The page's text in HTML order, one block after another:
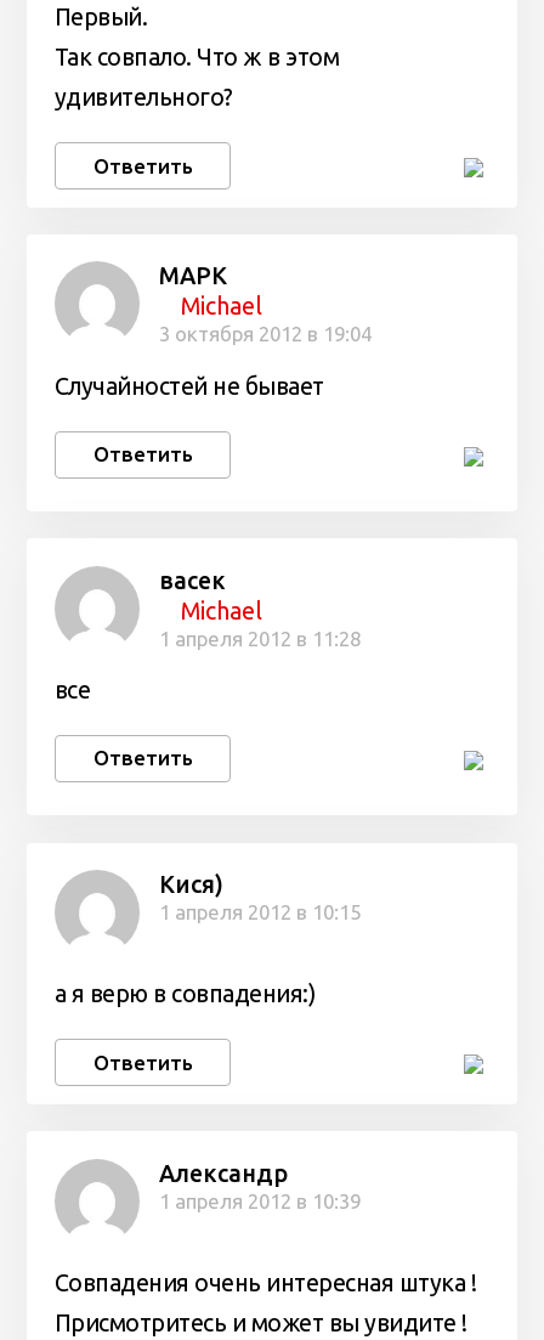
Первый.
Так совпало. Что ж в этом
удивительного?
Ответить
МАРК
Michael
3 октября 2012 в 19:04
Случайностей не бывает
Ответить
васек
Michael
1 апреля 2012 в 11:28
все
Ответить
Кися)
1 апреля 2012 в 10:15
а я верю в совпадения:)
Ответить
Александр
1 апреля 2012 в 10:39
Совпадения очень интересная штука !
Присмотритесь и может вы увидите !